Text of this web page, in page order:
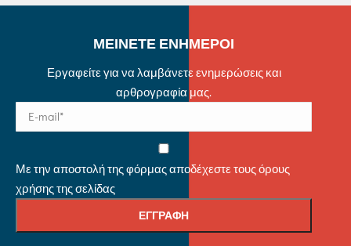
ΜΕΙΝΕΤΕ ΕΝΗΜΕΡΟΙ
Εργαφείτε για να λαμβάνετε ενημερώσεις και
αρθρογραφία μας.
Με την αποστολή της φόρμας αποδέχεστε τους όρους
χρήσης της σελίδας